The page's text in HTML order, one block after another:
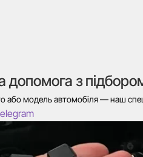
допомога з
або модель автомобіля — наш